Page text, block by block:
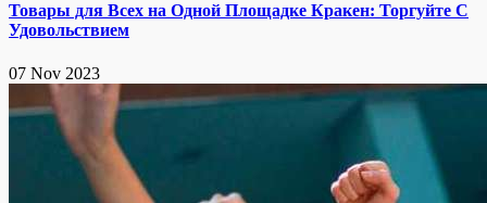
Товары для Всех на Одной Площадке Кракен: Торгуйте С
Удовольствием
07 Nov 2023